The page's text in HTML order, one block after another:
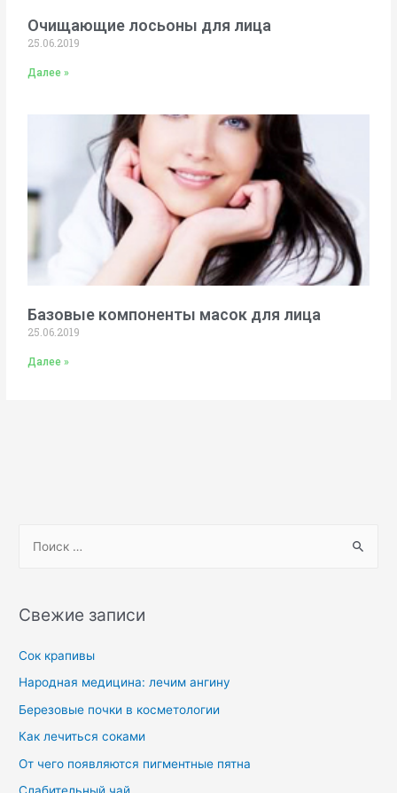
Очищающие лосьоны для лица
25.06.2019
Далее »
Базовые компоненты масок для лица
25.06.2019
Далее »
Свежие записи
Сок крапивы
Народная медицина: лечим ангину
Березовые почки в косметологии
Как лечиться соками
От чего появляются пигментные пятна